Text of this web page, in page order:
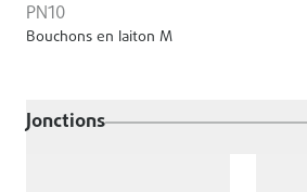
PN10
Bouchons en laiton M
Jonctions